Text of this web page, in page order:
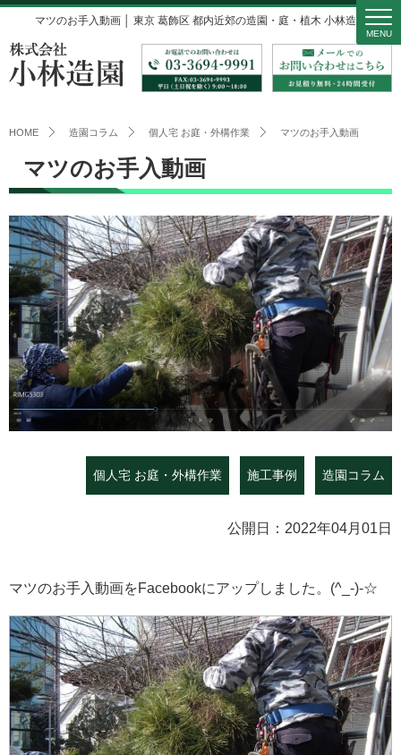
マツのお手入動画 │ 東京 葛飾区 都内近郊の造園・庭・植木 小林造園
MENU
HOME 造園コラム 個人宅 お庭・外構作業 マツのお手入動画
マツのお手入動画
個人宅 お庭・外構作業 施工事例 造園コラム
公開日：2022年04月01日
マツのお手入動画をFacebookにアップしました。(^_-)-☆